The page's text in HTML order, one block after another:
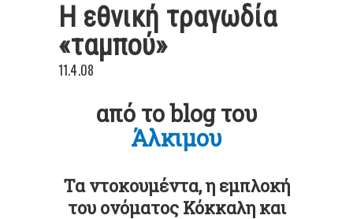
Η εθνική τραγωδία
«ταμπού»
11.4.08
από το blog του
Άλκιμου
Τα ντοκουμέντα, η εμπλοκή
του ονόματος Κόκκαληκαι